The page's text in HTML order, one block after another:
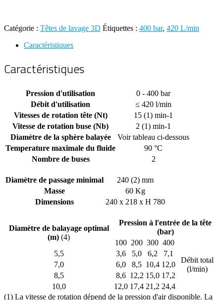
Catégorie : Têtes de lavage 3D Étiquettes : 400 bar, 420 L/min
Caractéristiques
Caractéristiques
Pression d'utilisation
0 - 400 bar
Débit d'utilisation
≤ 420 l/min
Vitesses de rotation tête (Nt)
15 (1) min-1
Vitesse de rotation buse (Nb)
2 (1) min-1
Diamètre de la sphère balayée
Voir tableau ci-dessous
Temperature maximale du fluide
90 °C
Nombre de buses
2
Diamètre de passage minimal
240 (2) mm
Masse
60 Kg
Dimensions
240 x 218 x H 780
Diamètre de balayage optimal
(m) (4)
Pression à l'entrée de la tête
(bar)
100 200 300 400
Débit total
(l/min)
5,5 3,6 5,0 6,2
7,1
7,0
6,0 8,5 10,4 12,0
8,5
8,6 12,2 15,0 17,2
10,0
12,0 17,4 21,2 24,4
(1) La vitesse de rotation dépend de la pression d'air disponible. La